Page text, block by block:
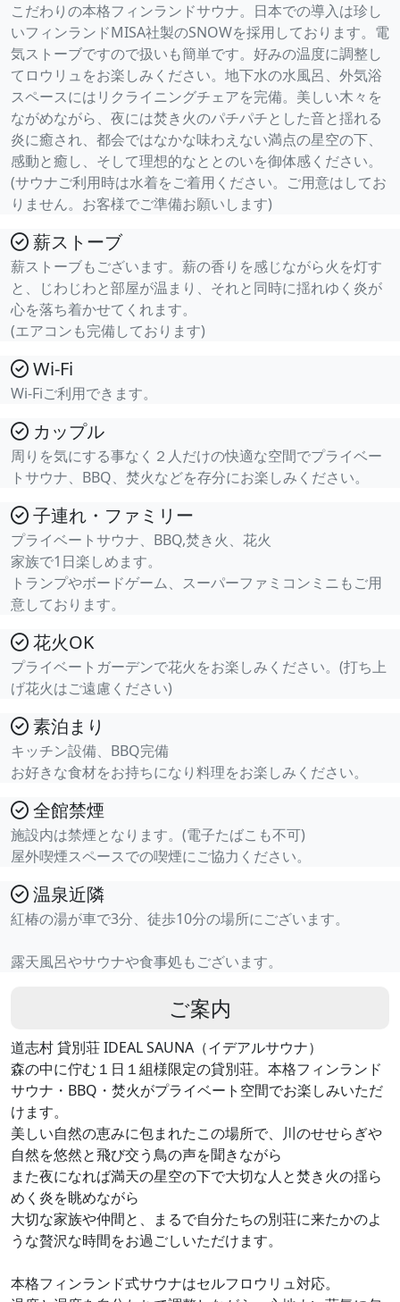
こだわりの本格フィンランドサウナ。日本での導入は珍し
いフィンランドMISA社製のSNOWを採用しております。電
気ストーブですので扱いも簡単です。好みの温度に調整し
てロウリュをお楽しみください。地下水の水風呂、外気浴
スペースにはリクライニングチェアを完備。美しい木々を
ながめながら、夜には焚き火のパチパチとした音と揺れる
炎に癒され、都会ではなかな味わえない満点の星空の下、
感動と癒し、そして理想的なととのいを御体感ください。
(サウナご利用時は水着をご着用ください。ご用意はしてお
りません。お客様でご準備お願いします)
薪ストーブ
薪ストーブもございます。薪の香りを感じながら火を灯す
と、じわじわと部屋が温まり、それと同時に揺れゆく炎が
心を落ち着かせてくれます。
(エアコンも完備しております)
Wi-Fi
Wi-Fiご利用できます。
カップル
周りを気にする事なく２人だけの快適な空間でプライベー
トサウナ、BBQ、焚火などを存分にお楽しみください。
子連れ・ファミリー
プライベートサウナ、BBQ,焚き火、花火
家族で1日楽しめます。
トランプやボードゲーム、スーパーファミコンミニもご用
意しております。
花火OK
プライベートガーデンで花火をお楽しみください。(打ち上
げ花火はご遠慮ください)
素泊まり
キッチン設備、BBQ完備
お好きな食材をお持ちになり料理をお楽しみください。
全館禁煙
施設内は禁煙となります。(電子たばこも不可)
屋外喫煙スペースでの喫煙にご協力ください。
温泉近隣
紅椿の湯が車で3分、徒歩10分の場所にございます。
露天風呂やサウナや食事処もございます。
ご案内
道志村 貸別荘 IDEAL SAUNA（イデアルサウナ）
森の中に佇む１日１組様限定の貸別荘。本格フィンランド
サウナ・BBQ・焚火がプライベート空間でお楽しみいただ
けます。
美しい自然の恵みに包まれたこの場所で、川のせせらぎや
自然を悠然と飛び交う鳥の声を聞きながら
また夜になれば満天の星空の下で大切な人と焚き火の揺ら
めく炎を眺めながら
大切な家族や仲間と、まるで自分たちの別荘に来たかのよ
うな贅沢な時間をお過ごしいただけます。
本格フィンランド式サウナはセルフロウリュ対応。